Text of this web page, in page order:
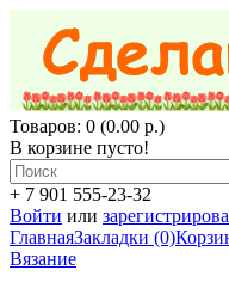
Товаров: 0 (0.00 р.)
В корзине пусто!
+ 7 901 555-23-32
Войти или
ГлавнаяЗакладки (0)
Вязание